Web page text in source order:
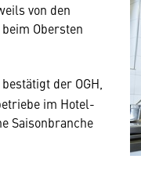
von den
Obersten
bestätigt der OGH,
im Hotel-
Saisonbranche